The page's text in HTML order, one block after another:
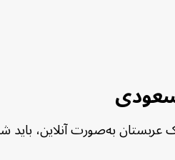
عربستان به‌صورت آنلاین،